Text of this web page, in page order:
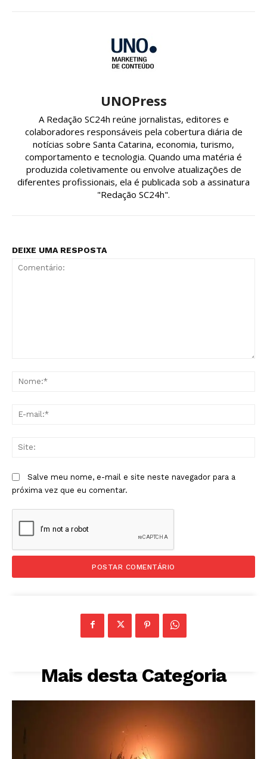
UNOPress
A Redação SC24h reúne jornalistas, editores e
colaboradores responsáveis pela cobertura diária de
notícias sobre Santa Catarina, economia, turismo,
comportamento e tecnologia. Quando uma matéria é
produzida coletivamente ou envolve atualizações de
diferentes profissionais, ela é publicada sob a assinatura
"Redação SC24h".
DEIXE UMA RESPOSTA
Salve meu nome, e-mail e site neste navegador para a
próxima vez que eu comentar.
Mais desta Categoria